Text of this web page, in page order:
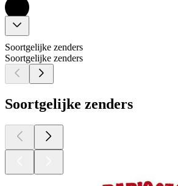
Soortgelijke zenders
Soortgelijke zenders
Soortgelijke zenders